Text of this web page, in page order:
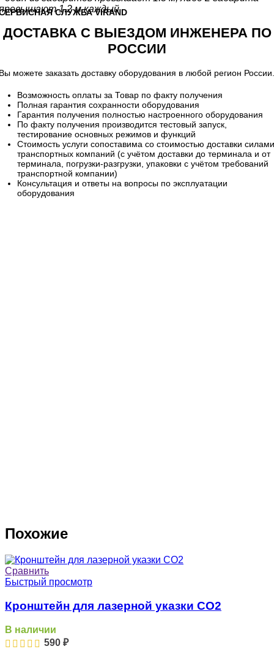
1.2 м каждый
СЛУЖБА VIRAND
ДОСТАВКА С ВЫЕЗДОМ ИНЖЕНЕРА ПО
РОССИИ
можете заказать доставку оборудования в любой регион России.
Возможность оплаты за Товар по факту получения
Полная гарантия сохранности оборудования
Гарантия получения полностью настроенного оборудования
По факту получения производится тестовый запуск,
тестирование основных режимов и функций
Стоимость услуги сопоставима со стоимостью доставки силами
транспортных компаний (с учётом доставки до терминала и от
терминала, погрузки-разгрузки, упаковки с учётом требований
транспортной компании)
Консультация и ответы на вопросы по эксплуатации
оборудования
Похожие
Сравнить
Быстрый просмотр
Кронштейн для лазерной указки СО2
В наличии
590 ₽